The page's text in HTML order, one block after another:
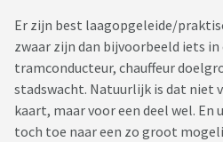
Er zijn best laagopgeleide/
zwaar zijn dan bijvoorbeeld iets in
tramconducteur, chauffeur
stadswacht. Natuurlijk is dat niet
kaart, maar voor een deel wel.
toch toe naar een zo groot